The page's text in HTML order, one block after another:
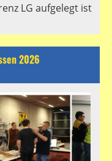
LG aufgelegt ist
2026